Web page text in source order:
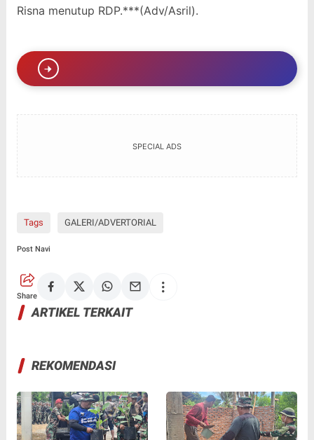
Risna menutup RDP.***(Adv/Asril).
SPECIAL ADS
Tags GALERI/ADVERTORIAL
Post Navi
Share
ARTIKEL TERKAIT
REKOMENDASI